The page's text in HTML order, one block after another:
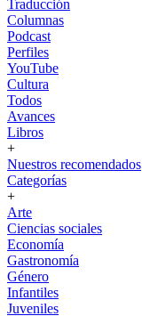
Traducción
Columnas
Podcast
Perfiles
YouTube
Cultura
Todos
Avances
Libros
+
Nuestros recomendados
Categorías
+
Arte
Ciencias sociales
Economía
Gastronomía
Género
Infantiles
Juveniles